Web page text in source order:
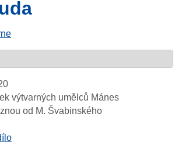
výtvarných umělců Mánes
od M. Švabinského